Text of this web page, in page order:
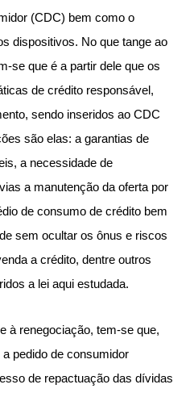
(CDC) bem como o
dispositivos. No que tange ao
se que é a partir dele que os
de crédito responsável,
sendo inseridos ao CDC
são elas: a garantias de
a necessidade de
a manutenção da oferta por
de consumo de crédito bem
sem ocultar os ônus e riscos
a crédito, dentre outros
a lei aqui estudada.
à renegociação, tem-se que,
pedido de consumidor
de repactuação das dívidas